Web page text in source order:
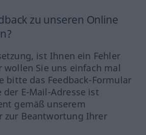
zu unseren Online
ist Ihnen ein Fehler
wollen Sie uns einfach mal
bitte das Feedback-Formular
der E-Mail-Adresse ist
gemäß unserem
zur Beantwortung Ihrer